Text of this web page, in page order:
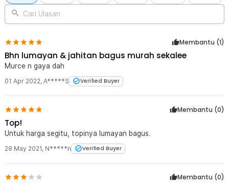
Cari Ulasan
Membantu (1)
Bhn lumayan & jahitan bagus murah sekalee
Murce n gaya dah
01 Apr 2022, A*****S Verified Buyer
Membantu (0)
Top!
Untuk harga segitu, topinya lumayan bagus.
28 May 2021, N*****n Verified Buyer
Membantu (0)